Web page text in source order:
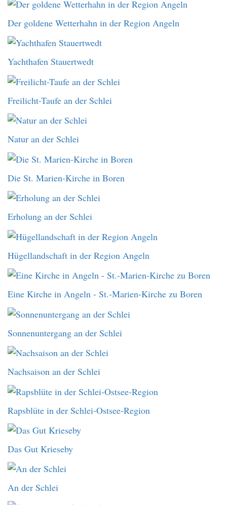
Der goldene Wetterhahn in der Region Angeln
Yachthafen Stauertwedt
Freilicht-Taufe an der Schlei
Natur an der Schlei
Die St. Marien-Kirche in Boren
Erholung an der Schlei
Hügellandschaft in der Region Angeln
Eine Kirche in Angeln - St.-Marien-Kirche zu Boren
Sonnenuntergang an der Schlei
Nachsaison an der Schlei
Rapsblüte in der Schlei-Ostsee-Region
Das Gut Krieseby
An der Schlei